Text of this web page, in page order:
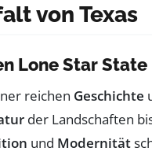
von Texas
Lone Star State
reichen Geschichte
der Landschaften
und Modernität